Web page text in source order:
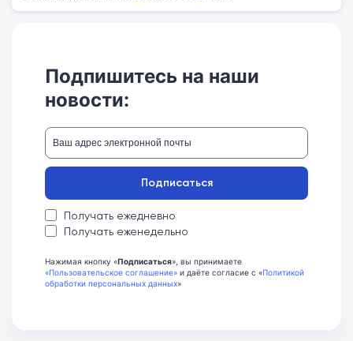
Подпишитесь на наши
новости:
Получать ежедневно
Получать еженедельно
Подписаться
Нажимая кнопку «Подписаться», вы принимаете
«Пользовательское соглашение» и даёте согласие с «Политикой
обработки персональных данных»